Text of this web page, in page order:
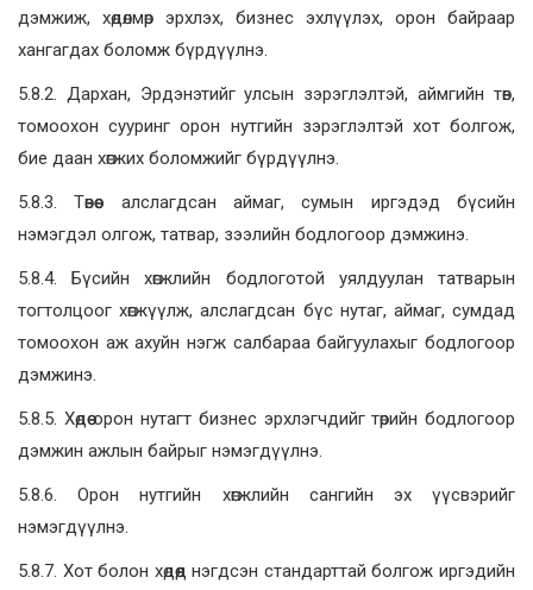
дэмжиж, хөдөлмөр эрхлэх, бизнес эхлүүлэх, орон байраар
хангагдах боломж бүрдүүлнэ.
5.8.2. Дархан, Эрдэнэтийг улсын зэрэглэлтэй, аймгийн төв,
томоохон сууринг орон нутгийн зэрэглэлтэй хот болгож,
бие даан хөгжих боломжийг бүрдүүлнэ.
5.8.3. Төвөөс алслагдсан аймаг, сумын иргэдэд бүсийн
нэмэгдэл олгож, татвар, зээлийн бодлогоор дэмжинэ.
5.8.4. Бүсийн хөгжлийн бодлоготой уялдуулан татварын
тогтолцоог хөгжүүлж, алслагдсан бүс нутаг, аймаг, сумдад
томоохон аж ахуйн нэгж салбараа байгуулахыг бодлогоор
дэмжинэ.
5.8.5. Хөдөө орон нутагт бизнес эрхлэгчдийг төрийн бодлогоор
дэмжин ажлын байрыг нэмэгдүүлнэ.
5.8.6. Орон нутгийн хөгжлийн сангийн эх үүсвэрийг
нэмэгдүүлнэ.
5.8.7. Хот болон хөдөөд нэгдсэн стандарттай болгож иргэдийн